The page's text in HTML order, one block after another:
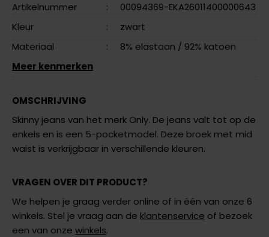
Artikelnummer
:
00094369-EKA26011400000643
Kleur
:
zwart
Materiaal
: 8% elastaan / 92% katoen
Meer kenmerken
OMSCHRIJVING
Skinny jeans van het merk Only. De jeans valt tot op de
enkels en is een 5-pocketmodel. Deze broek met mid
waist is verkrijgbaar in verschillende kleuren.
VRAGEN OVER DIT PRODUCT?
We helpen je graag verder online of in één van onze 6
winkels. Stel je vraag aan de klantenservice of bezoek
een van onze winkels.